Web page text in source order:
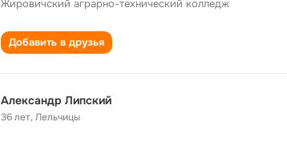
Жировичский аграрно-технический колледж
Добавить в друзья
Александр Липский
36 лет,Лельчицы